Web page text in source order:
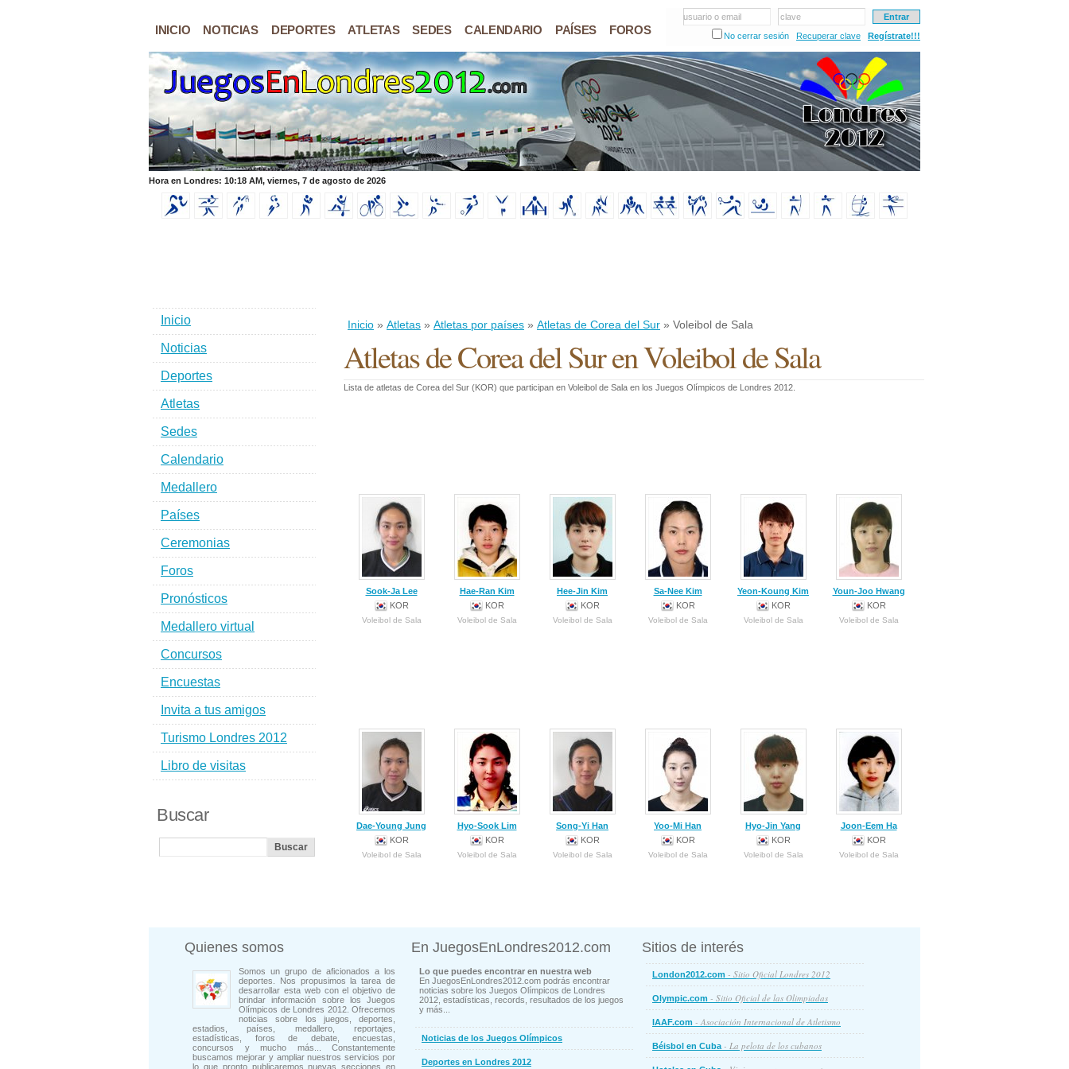
INICIO NOTICIAS DEPORTES ATLETAS SEDES CALENDARIO PAÍSES FOROS
usuario o email
clave
No cerrar sesión
Recuperar clave Regístrate!!!
Hora en Londres: 10:18 AM, viernes, 7 de agosto de 2026
Inicio » Atletas » Atletas por países » Atletas de Corea del Sur » Voleibol de Sala
Atletas de Corea del Sur en Voleibol de Sala
Lista de atletas de Corea del Sur (KOR) que participan en Voleibol de Sala en los Juegos Olímpicos de Londres 2012.
Sook-Ja Lee
KOR
Voleibol de Sala
Hae-Ran Kim
KOR
Voleibol de Sala
Hee-Jin Kim
KOR
Voleibol de Sala
Sa-Nee Kim
KOR
Voleibol de Sala
Yeon-Koung Kim
KOR
Voleibol de Sala
Youn-Joo Hwang
KOR
Voleibol de Sala
Dae-Young Jung
KOR
Voleibol de Sala
Hyo-Sook Lim
KOR
Voleibol de Sala
Song-Yi Han
KOR
Voleibol de Sala
Yoo-Mi Han
KOR
Voleibol de Sala
Hyo-Jin Yang
KOR
Voleibol de Sala
Joon-Eem Ha
KOR
Voleibol de Sala
Inicio
Noticias
Deportes
Atletas
Sedes
Calendario
Medallero
Países
Ceremonias
Foros
Pronósticos
Medallero virtual
Concursos
Encuestas
Invita a tus amigos
Turismo Londres 2012
Libro de visitas
Buscar
Quienes somos
Somos un grupo de aficionados a los
deportes. Nos propusimos la tarea de
desarrollar esta web con el objetivo de
brindar información sobre los Juegos
Olímpicos de Londres 2012. Ofrecemos
noticias sobre los juegos, deportes,
estadios, países, medallero, reportajes,
estadísticas, foros de debate, encuestas,
concursos y mucho más... Constantemente
buscamos mejorar y ampliar nuestros servicios por
lo que pronto publicaremos nuevas secciones en
En JuegosEnLondres2012.com
Lo que puedes encontrar en nuestra web
En JuegosEnLondres2012.com podrás encontrar
noticias sobre los Juegos Olímpicos de Londres
2012, estadísticas, records, resultados de los juegos
y más...
Noticias de los Juegos Olímpicos
Deportes en Londres 2012
Sitios de interés
London2012.com - Sitio Oficial Londres 2012
Olympic.com - Sitio Oficial de las Olimpiadas
IAAF.com - Asociación Internacional de Atletismo
Béisbol en Cuba- La pelota de los cubanos